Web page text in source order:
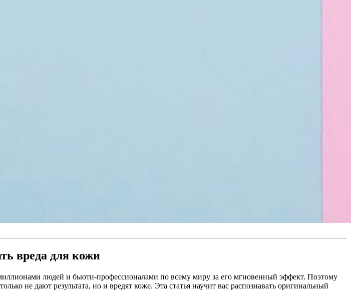
вреда для кожи
людей и бьюти-профессионалами по всему миру за его мгновенный эффект. Поэтому
не дают результата, но и вредят коже. Эта статья научит вас распознавать оригинальный